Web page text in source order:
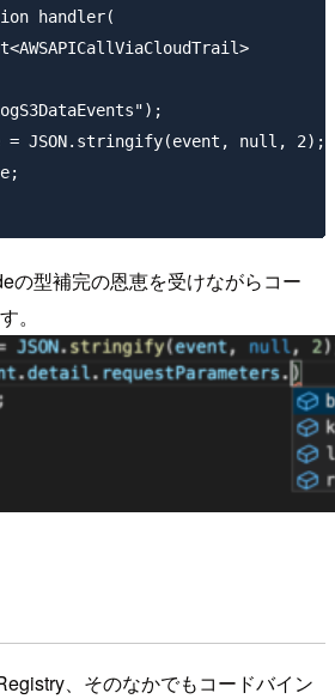
handler(
= JSON.stringify(event, null, 2);
の型補完の恩恵を受けながらコー
。
、そのなかでもコードバイン